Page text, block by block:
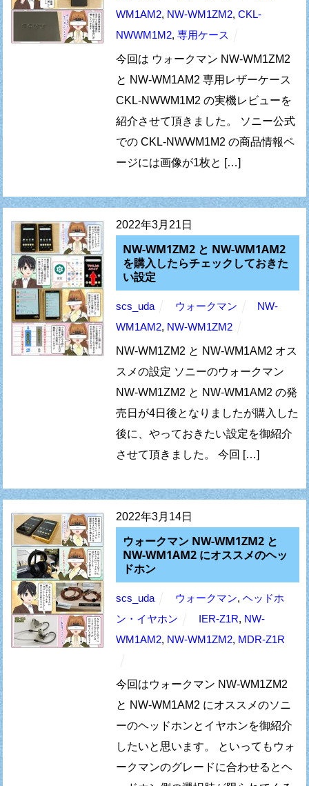
WM1AM2, NW-WM1ZM2,CKL-
NWWM1M2,専用ケース
今回は ウォークマン NW-WM1ZM2
と NW-WM1AM2 専用レザーケース
CKL-NWWM1M2 の実機レビューを
紹介させて頂きました。 ソニー公式
での CKL-NWWM1M2 の商品情報ペ
ージには画像が1枚と […]
2022年3月21日
NW-WM1ZM2 と NW-WM1AM2
を購入したらチェックしておきた
い設定
scs_uda ウォークマン
NW-
WM1AM2, NW-WM1ZM2
NW-WM1ZM2 と NW-WM1AM2 オス
スメの設定 ソニーのウォークマン
NW-WM1ZM2 と NW-WM1AM2 の発
売日が4日後となりましたが購入した
後に、やっておきたい設定を御紹介
させて頂きました。 今回 […]
2022年3月14日
ウォークマン NW-WM1ZM2 と
NW-WM1AM2 にオススメのヘッ
ドホン
scs_uda ウォークマン, ヘッドホ
ン・イヤホン
IER-Z1R, NW-
WM1AM2, NW-WM1ZM2, MDR-Z1R
今回はウォークマン NW-WM1ZM2
と NW-WM1AM2 にオススメのソニ
ーのヘッドホンとイヤホンを御紹介
したいと思います。 といってもウォ
ークマンのグレードに合わせるとヘ